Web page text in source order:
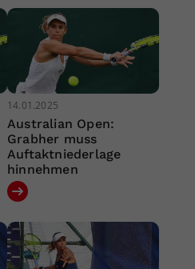
14.01.2025
Australian Open:
Grabher muss
Auftaktniederlage
hinnehmen